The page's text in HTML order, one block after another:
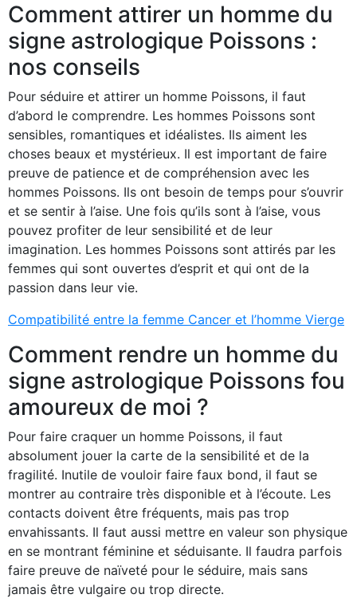
Comment attirer un homme du
signe astrologique Poissons :
nos conseils
Pour séduire et attirer un homme Poissons, il faut
d’abord le comprendre. Les hommes Poissons sont
sensibles, romantiques et idéalistes. Ils aiment les
choses beaux et mystérieux. Il est important de faire
preuve de patience et de compréhension avec les
hommes Poissons. Ils ont besoin de temps pour s’ouvrir
et se sentir à l’aise. Une fois qu’ils sont à l’aise, vous
pouvez profiter de leur sensibilité et de leur
imagination. Les hommes Poissons sont attirés par les
femmes qui sont ouvertes d’esprit et qui ont de la
passion dans leur vie.
Compatibilité entre la femme Cancer et l’homme Vierge
Comment rendre un homme du
signe astrologique Poissons fou
amoureux de moi ?
Pour faire craquer un homme Poissons, il faut
absolument jouer la carte de la sensibilité et de la
fragilité. Inutile de vouloir faire faux bond, il faut se
montrer au contraire très disponible et à l’écoute. Les
contacts doivent être fréquents, mais pas trop
envahissants. Il faut aussi mettre en valeur son physique
en se montrant féminine et séduisante. Il faudra parfois
faire preuve de naïveté pour le séduire, mais sans
jamais être vulgaire ou trop directe.